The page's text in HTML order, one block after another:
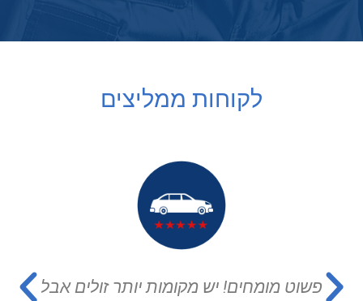
לקוחות ממליצים
פשוט מומחים! יש מקומות יותר זולים אבל